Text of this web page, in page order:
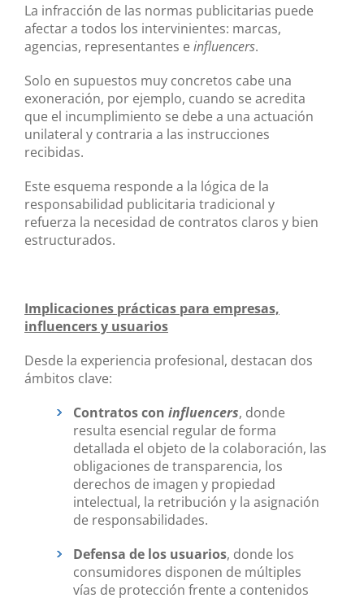
La infracción de las normas publicitarias puede
afectar a todos los intervinientes: marcas,
agencias, representantes e influencers.
Solo en supuestos muy concretos cabe una
exoneración, por ejemplo, cuando se acredita
que el incumplimiento se debe a una actuación
unilateral y contraria a las instrucciones
recibidas.
Este esquema responde a la lógica de la
responsabilidad publicitaria tradicional y
refuerza la necesidad de contratos claros y bien
estructurados.
Implicaciones prácticas para empresas,
influencers y usuarios
Desde la experiencia profesional, destacan dos
ámbitos clave:
Contratos con influencers, donde
resulta esencial regular de forma
detallada el objeto de la colaboración, las
obligaciones de transparencia, los
derechos de imagen y propiedad
intelectual, la retribución y la asignación
de responsabilidades.
Defensa de los usuarios, donde los
consumidores disponen de múltiples
vías de protección frente a contenidos